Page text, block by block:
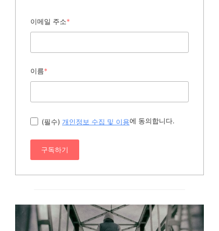
이메일 주소*
이름*
(필수) 개인정보 수집 및 이용에 동의합니다.
구독하기